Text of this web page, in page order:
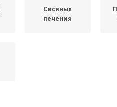
Овсяные
печения